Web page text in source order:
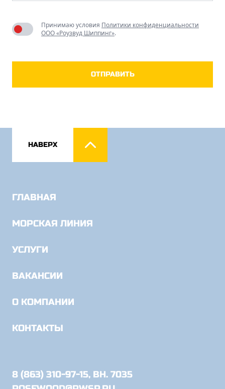
Принимаю условия Политики конфиденциальности
ООО «Роузвуд Шиппинг».
ОТПРАВИТЬ
НАВЕРХ
ГЛАВНАЯ
МОРСКАЯ ЛИНИЯ
УСЛУГИ
ВАКАНСИИ
О КОМПАНИИ
КОНТАКТЫ
8 (863) 310-97-15, ВН. 7035